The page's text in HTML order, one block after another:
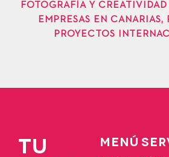
FOTOGRAFÍA Y CREATIVIDAD
EMPRESAS EN CANARIAS,
PROYECTOS
TU
MENÚ